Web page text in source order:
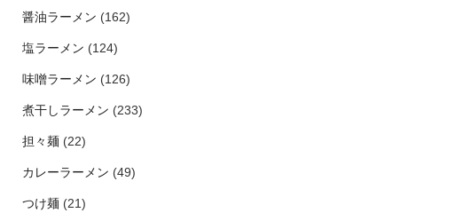
醤油ラーメン (162)
塩ラーメン (124)
味噌ラーメン (126)
煮干しラーメン (233)
担々麺(22)
カレーラーメン (49)
つけ麺(21)